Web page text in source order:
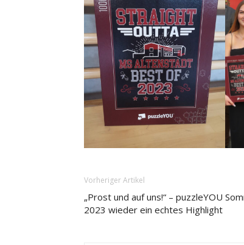
Vorheriger Artikel
„Prost und auf uns!“ – puzzleYOU
2023 wieder ein echtes Highlight